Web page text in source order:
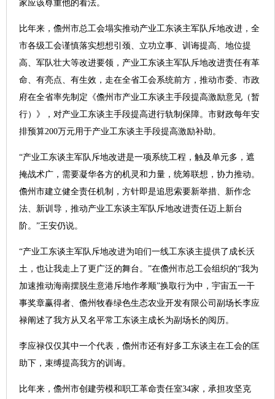
家应该尊重他的看法。
比年来，儋州市总工会塌实推动产业工东谈主军队斥地改进，全
市各级工会谨慎落实想想引颈、立功立事、训诲提高、地位提
高、军队壮大等改进要领，产业工东谈主军队斥地改进责任有革
命、有亮点、有生效，走在全省工会系统前方，推动市委、市政
府在全省率先制定《儋州市产业工东谈主手段提高激励意见（暂
行）》，对产业工东谈主手段提高进行轨制保障。市财政每年安
排预算200万元用于产业工东谈主手段提高激励补助。
“产业工东谈主军队斥地改进是一项系统工程，触及单元多，遮
掩战术广，需要凝华各方的机灵和力量，统筹联想，协力推动。
儋州市建立健全责任机制，方针即是追思索要新举措、新作念
法、新训导，推动产业工东谈主军队斥地改进责任迈上新台
阶。”王安仍说。
“产业工东谈主军队斥地改进为咱们一线工东谈主提供了成长沃
土，也让我走上了更广泛的舞台。”在儋州市总工会组织的“我为
加速推动海南摆脱生意港斥地作孝顺”换取行为中，宇宙五一干
事奖章赢得者、儋州牧春绿色生态农业开发有限公司副场长李应
禄阐述了我方从又名平常工东谈主成长为副场长的阅历。
李应禄仅仅其中一个代表，儋州市还有好多工东谈主在工会的匡
助下，束缚提高我方的训诲。
比年来，儋州市创建劳模和职工革命责任室34家，承担攻坚克